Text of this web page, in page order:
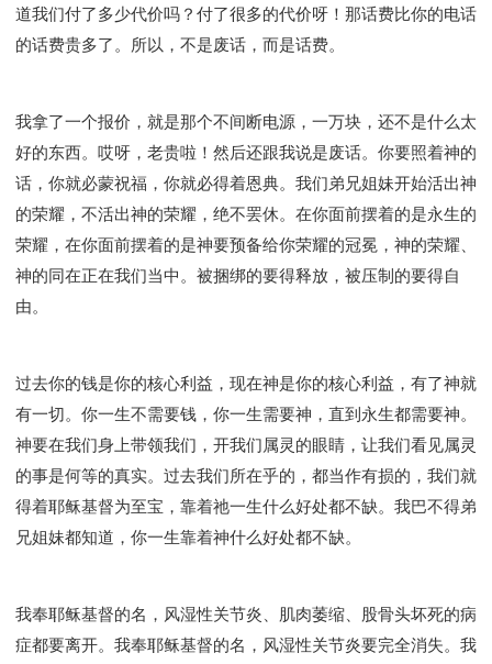
道我们付了多少代价吗？付了很多的代价呀！那话费比你的电话
的话费贵多了。所以，不是废话，而是话费。
我拿了一个报价，就是那个不间断电源，一万块，还不是什么太
好的东西。哎呀，老贵啦！然后还跟我说是废话。你要照着神的
话，你就必蒙祝福，你就必得着恩典。我们弟兄姐妹开始活出神
的荣耀，不活出神的荣耀，绝不罢休。在你面前摆着的是永生的
荣耀，在你面前摆着的是神要预备给你荣耀的冠冕，神的荣耀、
神的同在正在我们当中。被捆绑的要得释放，被压制的要得自
由。
过去你的钱是你的核心利益，现在神是你的核心利益，有了神就
有一切。你一生不需要钱，你一生需要神，直到永生都需要神。
神要在我们身上带领我们，开我们属灵的眼睛，让我们看见属灵
的事是何等的真实。过去我们所在乎的，都当作有损的，我们就
得着耶稣基督为至宝，靠着祂一生什么好处都不缺。我巴不得弟
兄姐妹都知道，你一生靠着神什么好处都不缺。
我奉耶稣基督的名，风湿性关节炎、肌肉萎缩、股骨头坏死的病
症都要离开。我奉耶稣基督的名，风湿性关节炎要完全消失。我